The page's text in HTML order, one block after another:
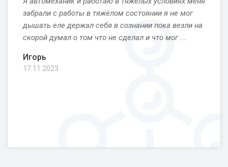
забрали с работы в тяжёлом состоянии я не мог
дышать еле держал себя в сознании пока везли на
скорой думал о том что не сделал и что мог ...
Игорь
17.11.2023